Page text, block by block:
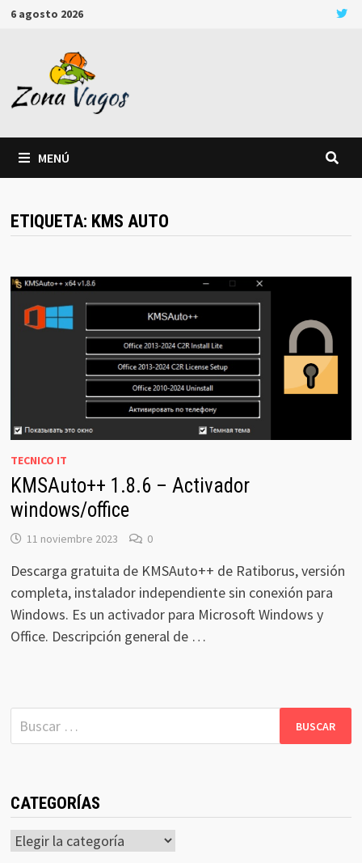
Saltar
6 agosto 2026
MENÚ
ETIQUETA: KMS AUTO
TECNICO IT
KMSAuto++ 1.8.6 – Activador
windows/office
11 noviembre 2023 0
Descarga gratuita de KMSAuto++ de Ratiborus, versión
completa, instalador independiente sin conexión para
Windows. Es un activador para Microsoft Windows y
Office. Descripción general de …
Buscar:
CATEGORÍAS
Categorías